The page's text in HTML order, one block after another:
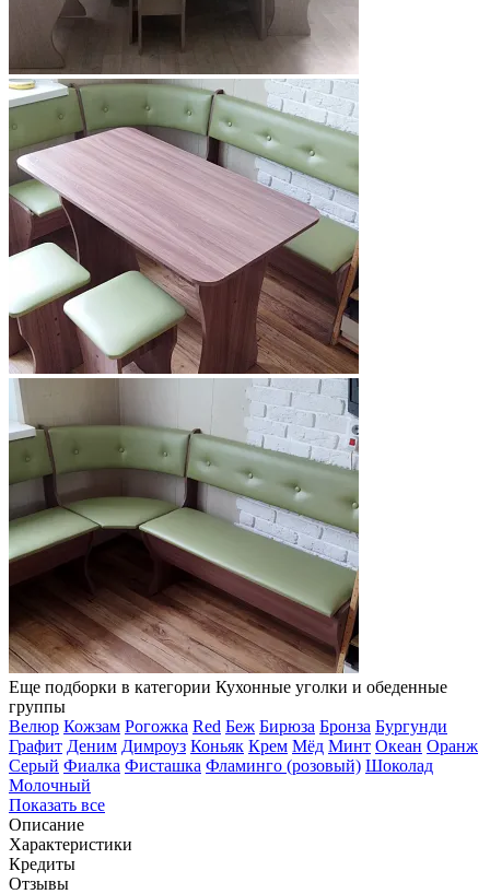
Еще подборки в категории Кухонные уголки и обеденные
группы
Велюр Кожзам Рогожка Red Беж Бирюза Бронза Бургунди
Графит Деним Димроуз Коньяк Крем Мёд Минт Океан Оранж
Серый Фиалка Фисташка Фламинго (розовый) Шоколад
Молочный
Показать все
Описание
Характеристики
Кредиты
Отзывы